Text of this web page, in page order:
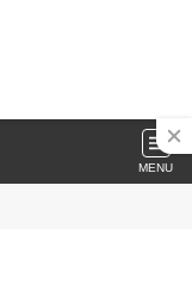
MENU